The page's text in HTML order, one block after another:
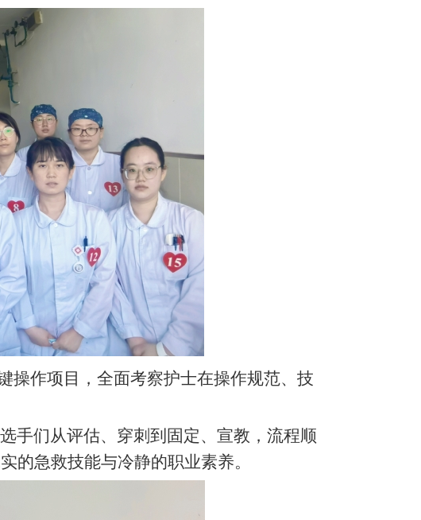
操作项目，全面考察护士在操作规范、技
手们从评估、穿刺到固定、宣教，流程顺
的急救技能与冷静的职业素养。